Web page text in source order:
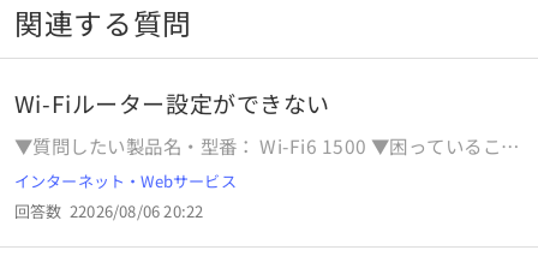
関連する質問
Wi-Fiルーター設定ができない
​▼質問したい製品名・型番：​​ ​​Wi-Fi6 1500 ▼困っていること
や、表示されるエラー内容、試したことなど：​​ セットアップ
にトライ中 インターネット回線自動判別の緑ランプの点滅が
いつまでも続き設定できません。 初期化も試しました ▼製
品と接続しているパソコンもしくはスマートフォンのOSやバ
インターネット・Webサービス
回答数 22026/08/06 20:22